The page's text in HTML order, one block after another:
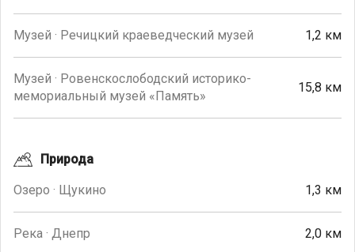
Музей · Речицкий краеведческий музей 1,2 км
Музей · Ровенскослободский историко-
мемориальный музей «Память»
15,8 км
Природа
Озеро · Щукино 1,3 км
Река · Днепр 2,0 км